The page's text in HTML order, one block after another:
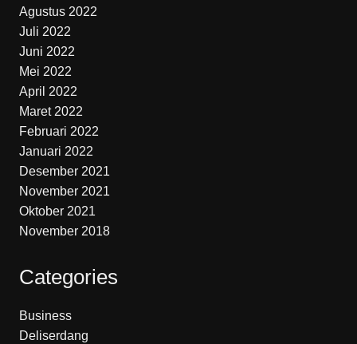
Agustus 2022
Juli 2022
Juni 2022
Mei 2022
April 2022
Maret 2022
Februari 2022
Januari 2022
Desember 2021
November 2021
Oktober 2021
November 2018
Categories
Business
Deliserdang